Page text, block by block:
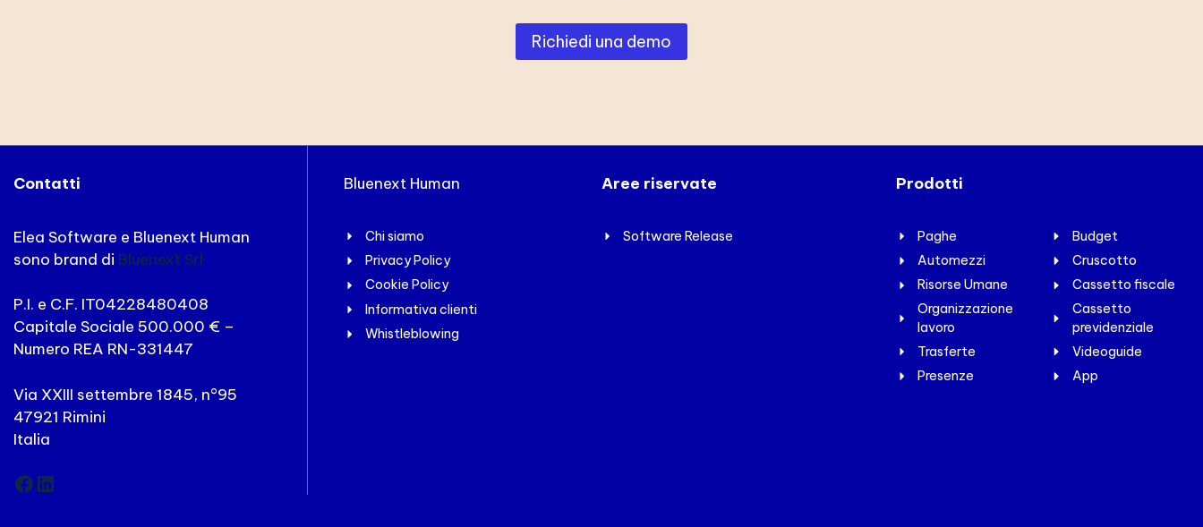
Richiedi una demo
Contatti
Elea Software e Bluenext Human
sono brand di Bluenext Srl
P.I. e C.F. IT04228480408
Capitale Sociale 500.000 € –
Numero REA RN-331447
Via XXIII settembre 1845, n°95
47921 Rimini
Italia
Facebook
LinkedIn
Bluenext Human
Chi siamo
Privacy Policy
Cookie Policy
Informativa clienti
Whistleblowing
Aree riservate
Software Release
Prodotti
Paghe
Budget
Automezzi
Cruscotto
Risorse Umane
Cassetto fiscale
Organizzazione
lavoro
Cassetto
previdenziale
Trasferte
Videoguide
Presenze
App